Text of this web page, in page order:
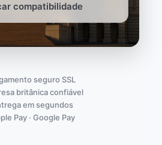
compatibilidade
seguro SSL
britânica confiável
em segundos
Pay · Google Pay